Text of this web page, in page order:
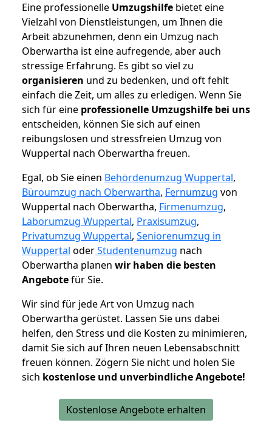
Eine professionelle Umzugshilfe bietet eine
Vielzahl von Dienstleistungen, um Ihnen die
Arbeit abzunehmen, denn ein Umzug nach
Oberwartha ist eine aufregende, aber auch
stressige Erfahrung. Es gibt so viel zu
organisieren und zu bedenken, und oft fehlt
einfach die Zeit, um alles zu erledigen. Wenn Sie
sich für eine professionelle Umzugshilfe bei uns
entscheiden, können Sie sich auf einen
reibungslosen und stressfreien Umzug von
Wuppertal nach Oberwartha freuen.
Egal, ob Sie einen Behördenumzug Wuppertal,
Büroumzug nach Oberwartha, Fernumzug von
Wuppertal nach Oberwartha, Firmenumzug,
Laborumzug Wuppertal, Praxisumzug,
Privatumzug Wuppertal, Seniorenumzug in
Wuppertal oderStudentenumzug nach
Oberwartha planen wir haben die besten
Angebotefür Sie.
Wir sind für jede Art von Umzug nach
Oberwartha gerüstet. Lassen Sie uns dabei
helfen, den Stress und die Kosten zu minimieren,
damit Sie sich auf Ihren neuen Lebensabschnitt
freuen können. Zögern Sie nicht und holen Sie
sich kostenlose und unverbindliche Angebote!
Kostenlose Angebote erhalten